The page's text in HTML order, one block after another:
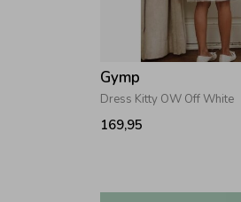
Gymp
Dress Kitty OW Off White
169,95